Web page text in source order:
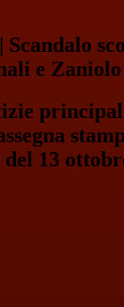
e Zaniolo
13